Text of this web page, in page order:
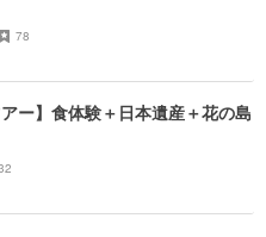
78
ー】食体験＋日本遺産＋花の島